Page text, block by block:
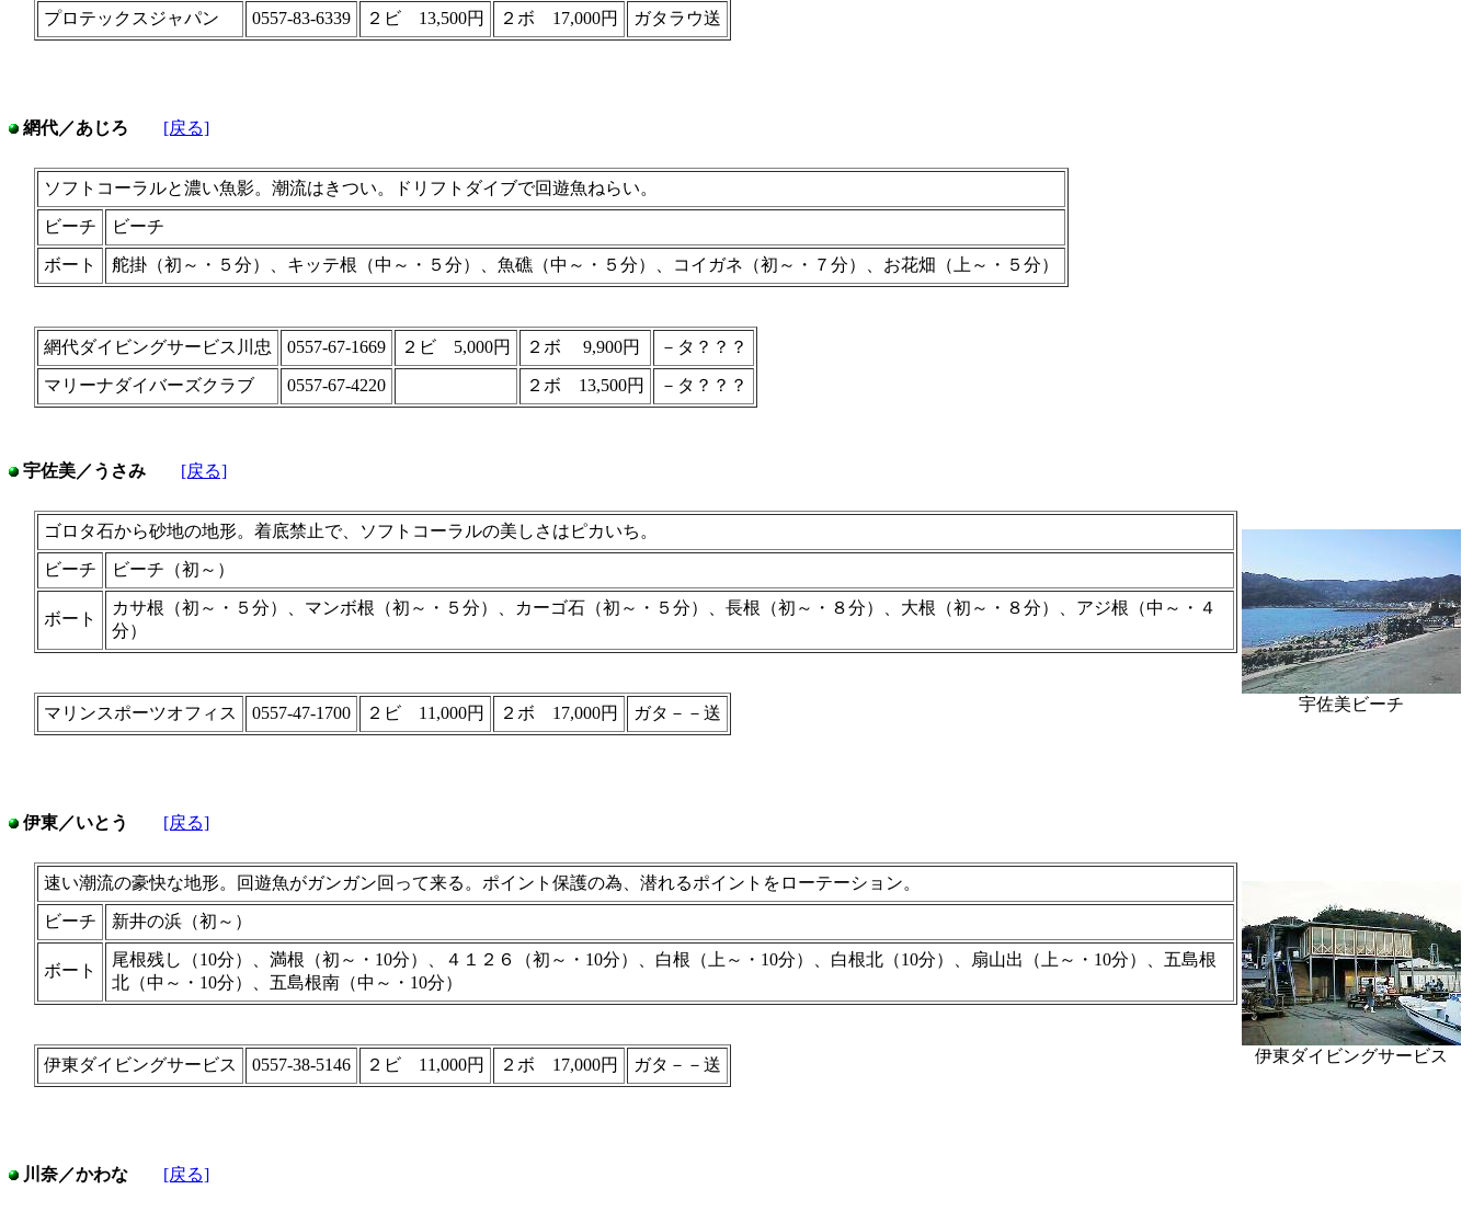
プロテックスジャパン 0557-83-6339 ２ビ 13,500円 ２ボ 17,000円 ガタラウ送
網代／あじろ [戻る]
ソフトコーラルと濃い魚影。潮流はきつい。ドリフトダイブで回遊魚ねらい。
ビーチ ビーチ
ボート 舵掛（初～・５分）、キッテ根（中～・５分）、魚礁（中～・５分）、コイガネ（初～・７分）、お花畑（上～・５分）
網代ダイビングサービス川忠 0557-67-1669 ２ビ 5,000円 ２ボ 9,900円 －タ？？？
マリーナダイバーズクラブ 0557-67-4220 ２ボ 13,500円 －タ？？？
宇佐美／うさみ [戻る]
ゴロタ石から砂地の地形。着底禁止で、ソフトコーラルの美しさはピカいち。
ビーチ ビーチ（初～）
ボート
カサ根（初～・５分）、マンボ根（初～・５分）、カーゴ石（初～・５分）、長根（初～・８分）、大根（初～・８分）、アジ根（中～・４
分）
マリンスポーツオフィス 0557-47-1700 ２ビ 11,000円 ２ボ 17,000円 ガタ－－送 宇佐美ビーチ
伊東／いとう [戻る]
速い潮流の豪快な地形。回遊魚がガンガン回って来る。ポイント保護の為、潜れるポイントをローテーション。
ビーチ 新井の浜（初～）
ボート
尾根残し（10分）、満根（初～・10分）、４１２６（初～・10分）、白根（上～・10分）、白根北（10分）、扇山出（上～・10分）、五島根
北（中～・10分）、五島根南（中～・10分）
伊東ダイビングサービス 0557-38-5146 ２ビ 11,000円 ２ボ 17,000円 ガタ－－送 伊東ダイビングサービス
川奈／かわな [戻る]